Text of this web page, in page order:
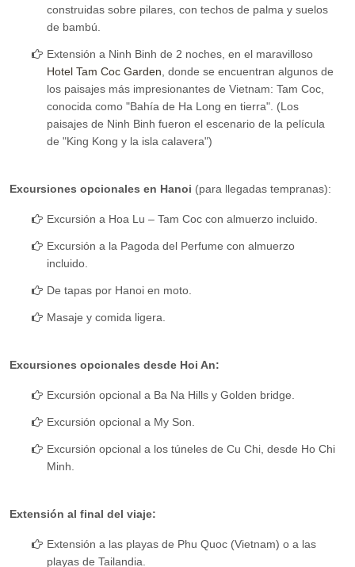
construidas sobre pilares, con techos de palma y suelos
de bambú.
Extensión a Ninh Binh de 2 noches, en el maravilloso
Hotel Tam Coc Garden , donde se encuentran algunos de
los paisajes más impresionantes de Vietnam: Tam Coc,
conocida como "Bahía de Ha Long en tierra". (Los
paisajes de Ninh Binh fueron el escenario de la película
de "King Kong y la isla calavera")
Excursiones opcionales en Hanoi (para llegadas tempranas):
Excursión a Hoa Lu – Tam Coc con almuerzo incluido.
Excursión a la Pagoda del Perfume con almuerzo
incluido.
De tapas por Hanoi en moto.
Masaje y comida ligera.
Excursiones opcionales desde Hoi An:
Excursión opcional a Ba Na Hills y Golden bridge.
Excursión opcional a My Son.
Excursión opcional a los túneles de Cu Chi, desde Ho Chi
Minh.
Extensión al final del viaje:
Extensión a las playas de Phu Quoc (Vietnam) o a las
playas de Tailandia.